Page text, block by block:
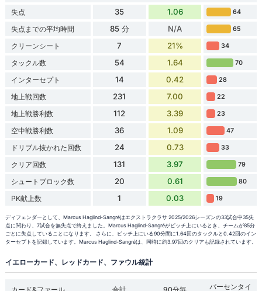
失点
35 1.06 64
失点までの平均時間 85 分 N/A 65
クリーンシート 7 21% 34
タックル数 54 1.64 70
インターセプト 14 0.42 28
地上戦回数 231 7.00 22
地上戦勝利数 112 3.39 23
空中戦勝利数 36 1.09 47
ドリブル抜かれた回数 24 0.73 33
クリア回数 131 3.97 79
シュートブロック数 20 0.61 80
PK献上数 1 0.03 19
ディフェンダーとして、Marcus Haglind-Sangréはエクストラクラサ 2025/2026シーズンの33試合中35失
点に関わり、7試合を無失点で終えました。Marcus Haglind-Sangréがピッチ上にいるとき、チームが85分
ごとに失点していることになります。 さらに、ピッチ上にいる90分間に1.64回のタックルと0.42回のイン
ターセプトを記録しています。Marcus Haglind-Sangréは、同時に約3.97回のクリアも記録されています。
イエローカード、レッドカード、ファウル統計
パーセンタイ